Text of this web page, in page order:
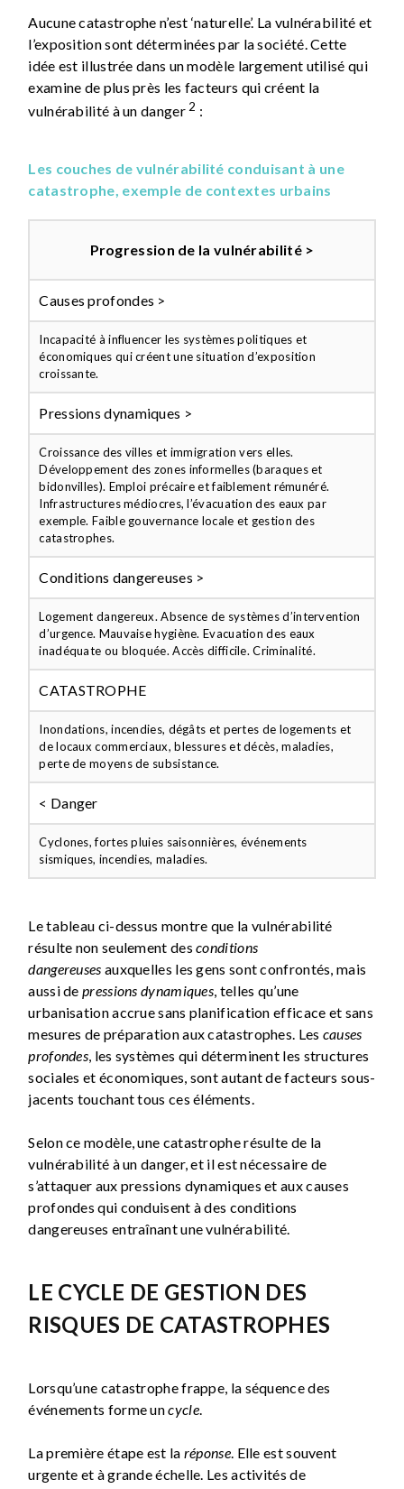
Aucune catastrophe n’est ‘naturelle’. La vulnérabilité et
l’exposition sont déterminées par la société. Cette
idée est illustrée dans un modèle largement utilisé qui
examine de plus près les facteurs qui créent la
vulnérabilité à un danger2 :
Les couches de vulnérabilité conduisant à une
catastrophe, exemple de contextes urbains
Progression de la vulnérabilité >
Causes profondes >
Incapacité à influencer les systèmes politiques et
économiques qui créent une situation d’exposition
croissante.
Pressions dynamiques >
Croissance des villes et immigration vers elles.
Développement des zones informelles (baraques et
bidonvilles). Emploi précaire et faiblement rémunéré.
Infrastructures médiocres, l’évacuation des eaux par
exemple. Faible gouvernance locale et gestion des
catastrophes.
Conditions dangereuses >
Logement dangereux. Absence de systèmes d’intervention
d’urgence. Mauvaise hygiène. Evacuation des eaux
inadéquate ou bloquée. Accès difficile. Criminalité.
CATASTROPHE
Inondations, incendies, dégâts et pertes de logements et
de locaux commerciaux, blessures et décès, maladies,
perte de moyens de subsistance.
< Danger
Cyclones, fortes pluies saisonnières, événements
sismiques, incendies, maladies.
Le tableau ci-dessus montre que la vulnérabilité
résulte non seulement desconditions
dangereuses auxquelles les gens sont confrontés, mais
aussi depressions dynamiques, telles qu’une
urbanisation accrue sans planification efficace et sans
mesures de préparation aux catastrophes. Les causes
profondes, les systèmes qui déterminent les structures
sociales et économiques, sont autant de facteurs sous-
jacents touchant tous ces éléments.
Selon ce modèle, une catastrophe résulte de la
vulnérabilité à un danger, et il est nécessaire de
s’attaquer aux pressions dynamiques et aux causes
profondes qui conduisent à des conditions
dangereuses entraînant une vulnérabilité.
LE CYCLE DE GESTION DES
RISQUES DE CATASTROPHES
Lorsqu’une catastrophe frappe, la séquence des
événements forme uncycle.
La première étape est la réponse. Elle est souvent
urgente et à grande échelle. Les activités de